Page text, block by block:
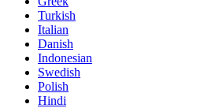
Turkish
Italian
Danish
Indonesian
Swedish
Polish
Hindi